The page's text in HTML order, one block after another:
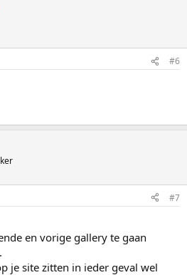
#6
#7
en vorige gallery te gaan
je site zitten in ieder geval wel